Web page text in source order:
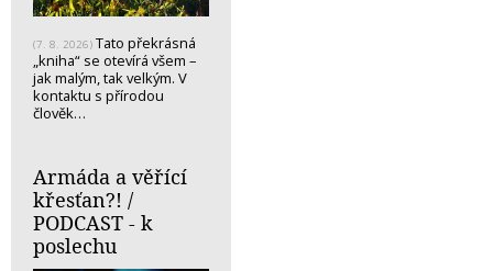
(7. 8. 2026) Tato překrásná
„kniha“ se otevírá všem –
jak malým, tak velkým. V
kontaktu s přírodou
člověk…
Armáda a věřící
křesťan?! /
PODCAST - k
poslechu